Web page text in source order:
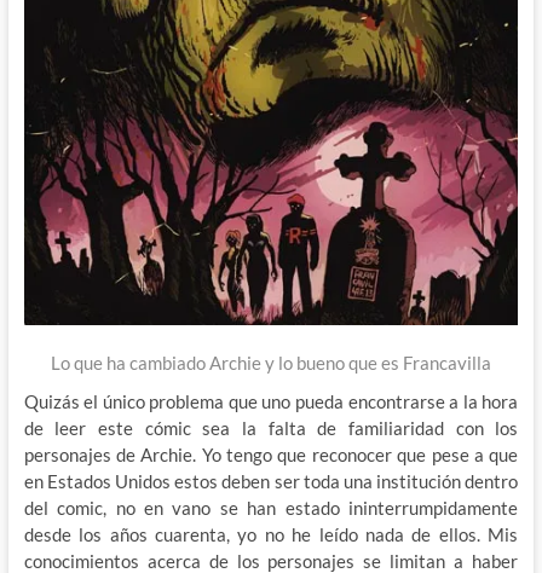
Lo que ha cambiado Archie y lo bueno que es Francavilla
Quizás el único problema que uno pueda encontrarse a la hora
de leer este cómic sea la falta de familiaridad con los
personajes de Archie. Yo tengo que reconocer que pese a que
en Estados Unidos estos deben ser toda una institución dentro
del comic, no en vano se han estado ininterrumpidamente
desde los años cuarenta, yo no he leído nada de ellos. Mis
conocimientos acerca de los personajes se limitan a haber